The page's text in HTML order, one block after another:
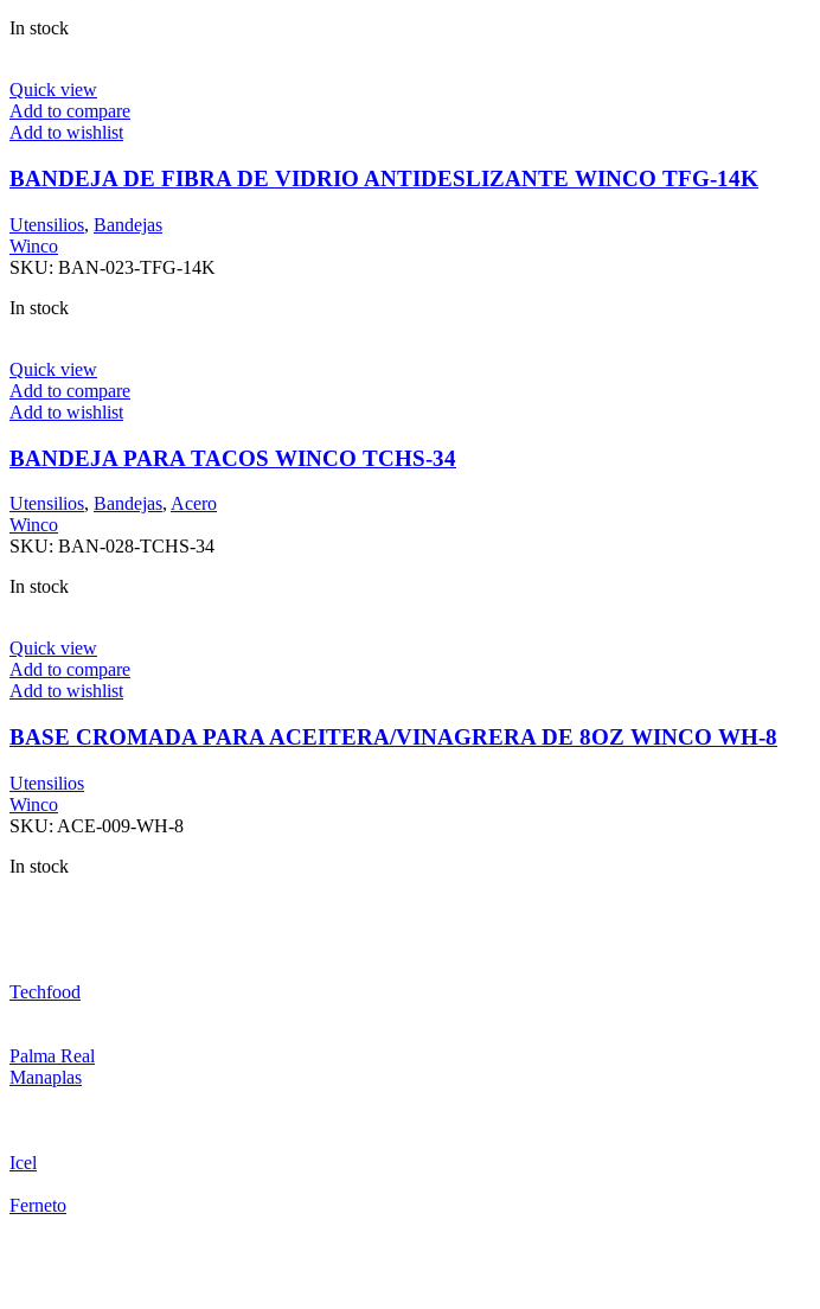
In stock
Quick view
Add to compare
Add to wishlist
BANDEJA DE FIBRA DE VIDRIO ANTIDESLIZANTE WINCO TFG-14K
Utensilios, Bandejas
Winco
SKU: BAN-023-TFG-14K
In stock
Quick view
Add to compare
Add to wishlist
BANDEJA PARA TACOS WINCO TCHS-34
Utensilios, Bandejas, Acero
Winco
SKU: BAN-028-TCHS-34
In stock
Quick view
Add to compare
Add to wishlist
BASE CROMADA PARA ACEITERA/VINAGRERA DE 8OZ WINCO WH-8
Utensilios
Winco
SKU: ACE-009-WH-8
In stock
Techfood
Palma Real
Manaplas
Icel
Ferneto